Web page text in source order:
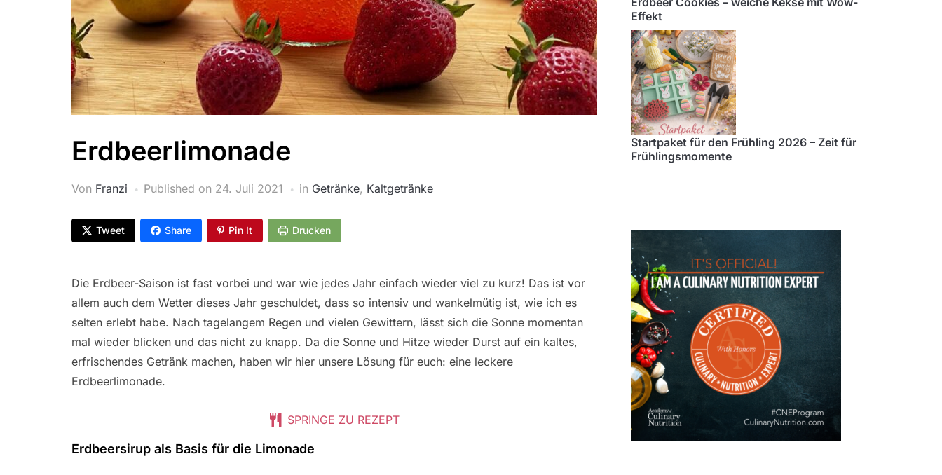
Erdbeerlimonade
Von Franzi Published on 24. Juli 2021 in Getränke, Kaltgetränke
Tweet Share Pin It Drucken
Die Erdbeer-Saison ist fast vorbei und war wie jedes Jahr einfach wieder viel zu kurz! Das ist vor
allem auch dem Wetter dieses Jahr geschuldet, dass so intensiv und wankelmütig ist, wie ich es
selten erlebt habe. Nach tagelangem Regen und vielen Gewittern, lässt sich die Sonne momentan
mal wieder blicken und das nicht zu knapp. Da die Sonne und Hitze wieder Durst auf ein kaltes,
erfrischendes Getränk machen, haben wir hier unsere Lösung für euch: eine leckere
Erdbeerlimonade.
SPRINGE ZU REZEPT
Erdbeersirup als Basis für die Limonade
Effekt
Startpaket für den Frühling 2026 – Zeit für
Frühlingsmomente